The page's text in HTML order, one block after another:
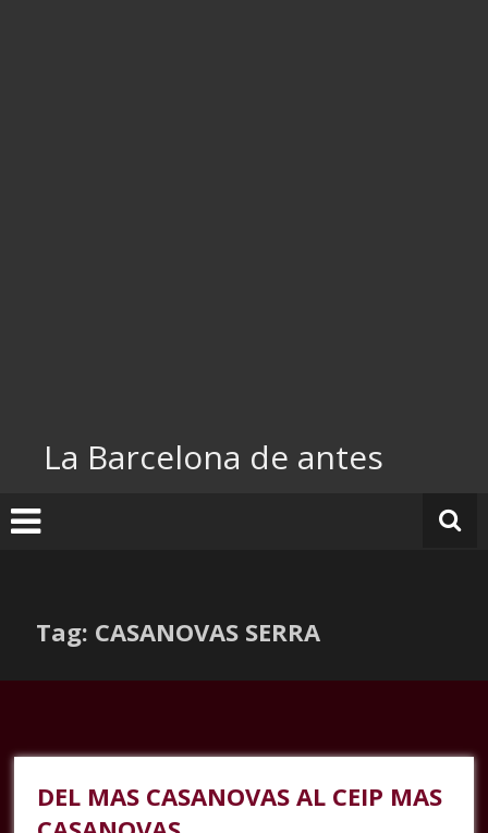
La Barcelona de antes
Tag: CASANOVAS SERRA
DEL MAS CASANOVAS AL CEIP MAS